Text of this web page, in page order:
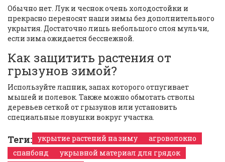
Обычно нет. Лук и чеснок очень холодостойки и
прекрасно переносят наши зимы без дополнительного
укрытия. Достаточно лишь небольшого слоя мульчи,
если зима ожидается бесснежной.
Как защитить растения от
грызунов зимой?
Используйте лапник, запах которого отпугивает
мышей и полевок. Также можно обмотать стволы
деревьев сеткой от грызунов или установить
специальные ловушки вокруг участка.
Теги: укрытие растений на зиму
агроволокно
спанбонд
укрывной материал для грядок